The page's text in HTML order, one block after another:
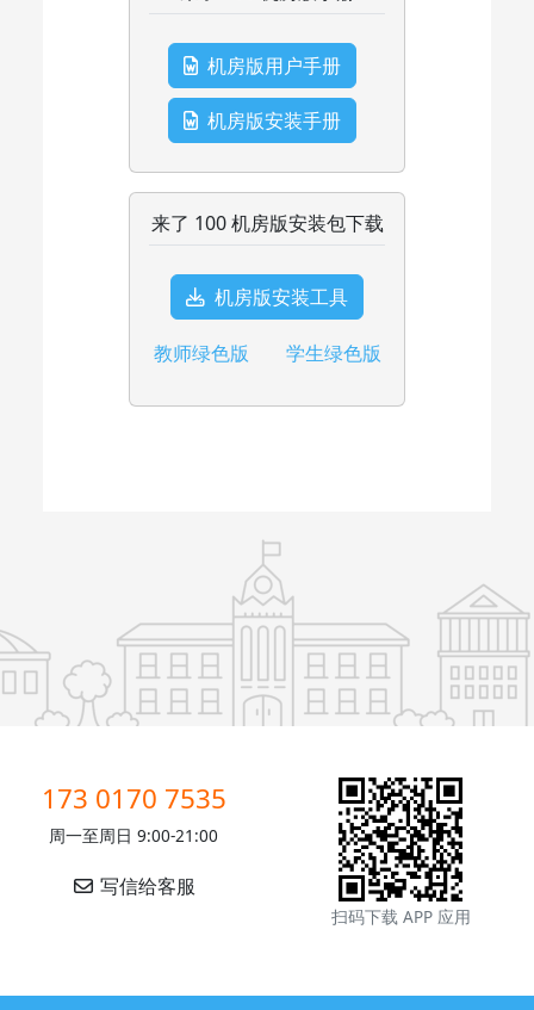
机房版用户手册
机房版安装手册
来了 100 机房版安装包下载
机房版安装工具
教师绿色版 学生绿色版
173 0170 7535
周一至周日 9:00-21:00
写信给客服
扫码下载 APP 应用